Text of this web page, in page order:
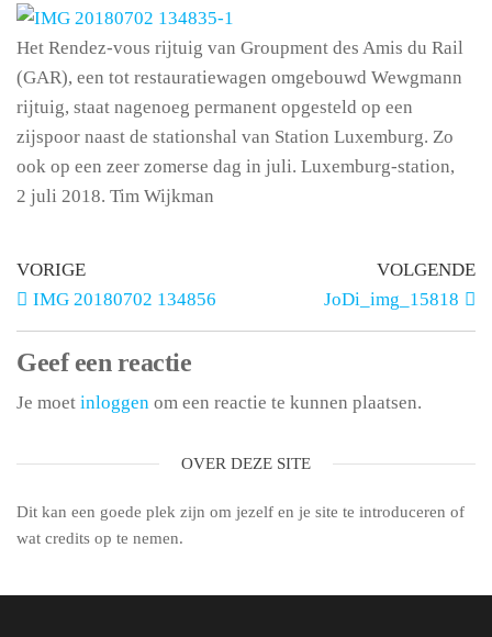
Het Rendez-vous rijtuig van Groupment des Amis du Rail
(GAR), een tot restauratiewagen omgebouwd Wewgmann
rijtuig, staat nagenoeg permanent opgesteld op een
zijspoor naast de stationshal van Station Luxemburg. Zo
ook op een zeer zomerse dag in juli. Luxemburg-station,
2 juli 2018. Tim Wijkman
VORIGE
IMG 20180702 134856
VOLGENDE
JoDi_img_15818
Geef een reactie
Je moet inloggen om een reactie te kunnen plaatsen.
OVER DEZE SITE
Dit kan een goede plek zijn om jezelf en je site te introduceren of
wat credits op te nemen.